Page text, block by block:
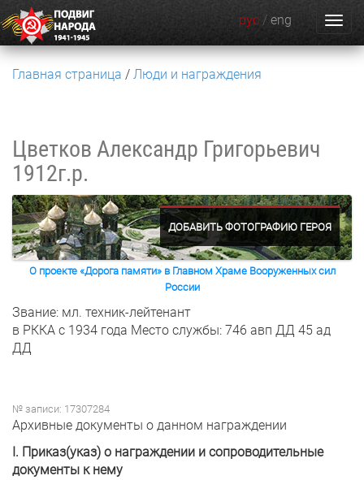
рус / eng
Главная страница Люди и награждения
Цветков Александр Григорьевич
1912г.р.
ДОБАВИТЬ ФОТОГРАФИЮ ГЕРОЯ
О проекте «Дорога памяти» в Главном Храме Вооруженных сил
России
Звание: мл. техник-лейтенант
в РККА с 1934 года Место службы: 746 авп ДД 45 ад
ДД
№ записи: 17307284
Архивные документы о данном награждении
I. Приказ(указ) о награждении и сопроводительные
документы к нему